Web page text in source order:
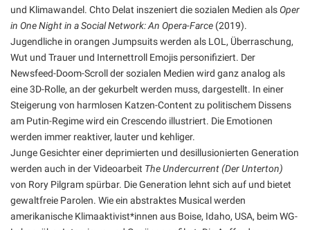
und Klimawandel. Chto Delat inszeniert die sozialen Medien alsOper
in One Night in a Social Network: An Opera-Farce (2019).
Jugendliche in orangen Jumpsuits werden als LOL, Überraschung,
Wut und Trauer und Internettroll Emojis personifiziert. Der
Newsfeed-Doom-Scroll der sozialen Medien wird ganz analog als
eine 3D-Rolle, an der gekurbelt werden muss, dargestellt. In einer
Steigerung von harmlosen Katzen-Content zu politischem Dissens
am Putin-Regime wird ein Crescendo illustriert. Die Emotionen
werden immer reaktiver, lauter und kehliger.
Junge Gesichter einer deprimierten und desillusionierten Generation
werden auch in der Videoarbeit The Undercurrent (Der Unterton)
von Rory Pilgram spürbar. Die Generation lehnt sich auf und bietet
gewaltfreie Parolen. Wie ein abstraktes Musical werden
amerikanische Klimaaktivist*innen aus Boise, Idaho, USA, beim WG-